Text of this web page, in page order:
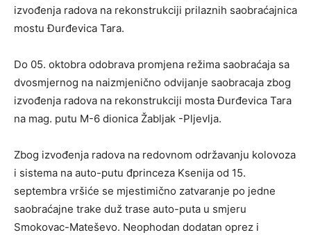
izvođenja radova na rekonstrukciji prilaznih saobraćajnica
mostu Đurđevica Tara.
Do 05. oktobra odobrava promjena režima saobraćaja sa
dvosmjernog na naizmjenično odvijanje saobracaja zbog
izvođenja radova na rekonstrukciji mosta Đurđevica Tara
na mag. putu M-6 dionica Žabljak -Pljevlja.
Zbog izvođenja radova na redovnom održavanju kolovoza
i sistema na auto-putu đprinceza Ksenija od 15.
septembra vršiće se mjestimično zatvaranje po jedne
saobraćajne trake duž trase auto-puta u smjeru
Smokovac-Mateševo. Neophodan dodatan oprez i